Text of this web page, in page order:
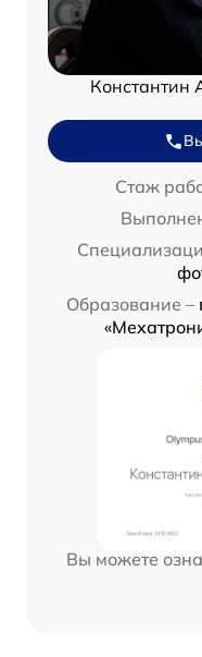
Константин
Стаж
Образование –
Вы можете